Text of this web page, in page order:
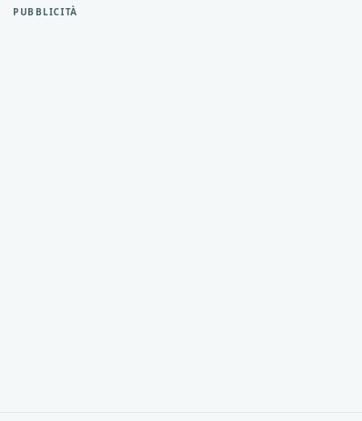
PUBBLICITÀ